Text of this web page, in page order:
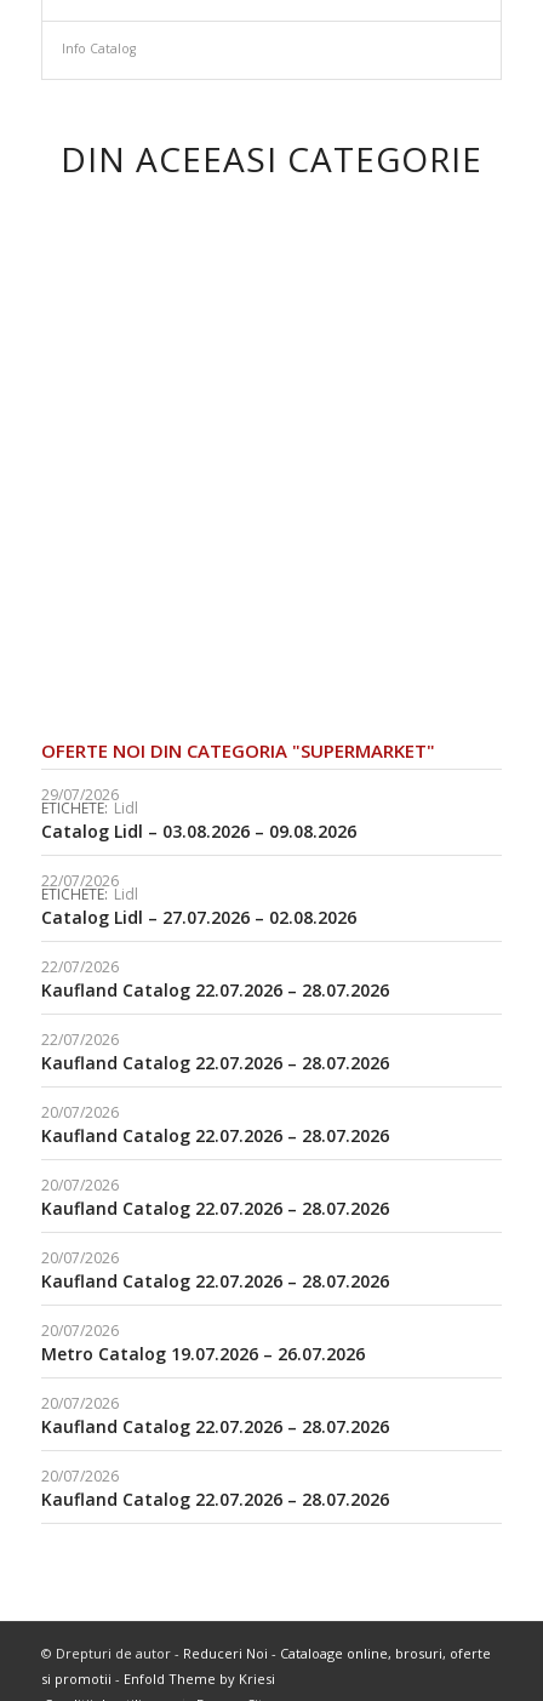
Info Catalog
DIN ACEEASI CATEGORIE
OFERTE NOI DIN CATEGORIA "SUPERMARKET"
29/07/2026
ETICHETE: Lidl
Catalog Lidl – 03.08.2026 – 09.08.2026
22/07/2026
ETICHETE: Lidl
Catalog Lidl – 27.07.2026 – 02.08.2026
22/07/2026
Kaufland Catalog 22.07.2026 – 28.07.2026
22/07/2026
Kaufland Catalog 22.07.2026 – 28.07.2026
20/07/2026
Kaufland Catalog 22.07.2026 – 28.07.2026
20/07/2026
Kaufland Catalog 22.07.2026 – 28.07.2026
20/07/2026
Kaufland Catalog 22.07.2026 – 28.07.2026
20/07/2026
Metro Catalog 19.07.2026 – 26.07.2026
20/07/2026
Kaufland Catalog 22.07.2026 – 28.07.2026
20/07/2026
Kaufland Catalog 22.07.2026 – 28.07.2026
© Drepturi de autor - Reduceri Noi - Cataloage online, brosuri, oferte
si promotii - Enfold Theme by Kriesi